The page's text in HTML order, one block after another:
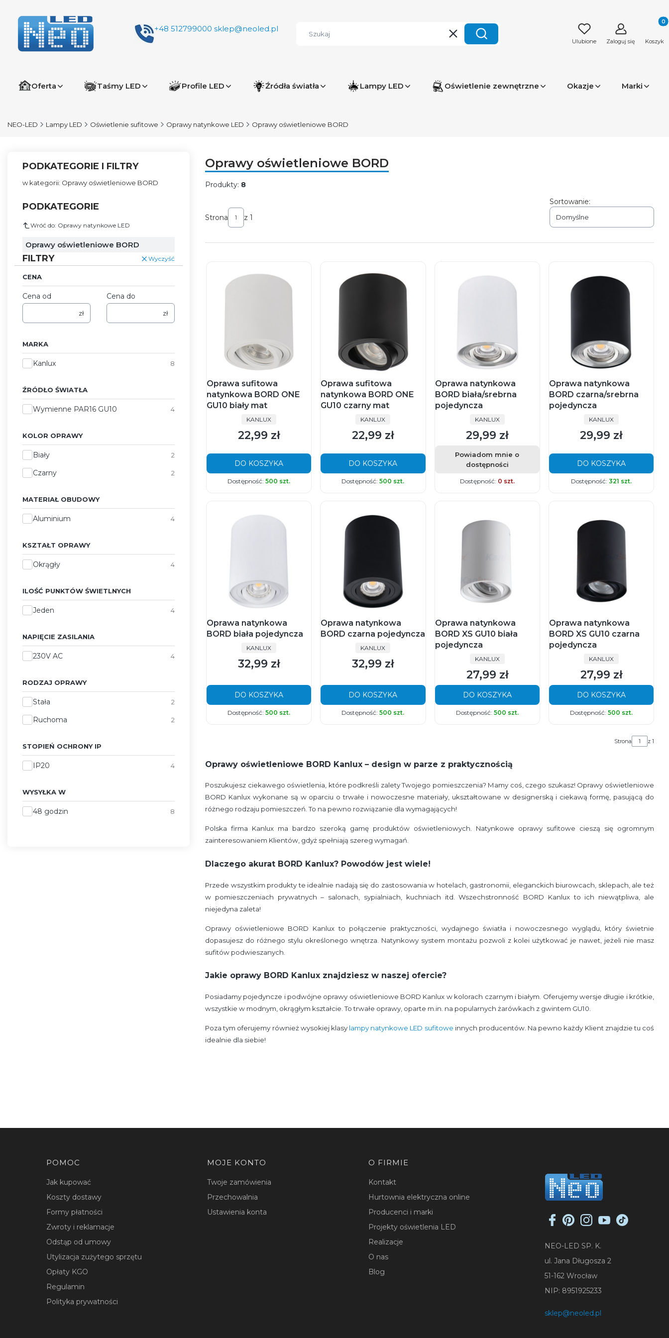
+48 512799000 sklep@neoled.pl
WyczyśćSzukaj Ulubione Zaloguj się Koszyk
Oferta Taśmy LED Profile LED Źródła światła Lampy LED Oświetlenie zewnętrzne Okazje Marki
NEO-LED Lampy LED Oświetlenie sufitowe Oprawy natynkowe LED Oprawy oświetleniowe BORD
PODKATEGORIE I FILTRY
w kategorii: Oprawy oświetleniowe BORD
PODKATEGORIE
Wróć do: Oprawy natynkowe LED
Oprawy oświetleniowe BORD
FILTRY Wyczyść
CENA
Cena od
zł
Cena do
zł
MARKA
MarkaKanlux 8
ŹRÓDŁO ŚWIATŁA
Źródło światła
Wymienne PAR16 GU10 4
KOLOR OPRAWY
Kolor oprawy
Biały 2
Czarny 2
MATERIAŁ OBUDOWY
Materiał obudowy
Aluminium 4
KSZTAŁT OPRAWY
Kształt oprawy
Okrągły 4
ILOŚĆ PUNKTÓW ŚWIETLNYCH
Ilość punktów świetlnych
Jeden 4
NAPIĘCIE ZASILANIA
Napięcie zasilania
230V AC 4
RODZAJ OPRAWY
Rodzaj oprawy
Stała 2
Ruchoma 2
STOPIEŃ OCHRONY IP
Stopień ochrony IP
IP20 4
WYSYŁKA W
Wysyłka w
48 godzin 8
Oprawy oświetleniowe BORD
Produkty: 8
Sortowanie:
Domyślne
Strona z 1
Oprawa sufitowa
natynkowa BORD ONE
GU10 biały mat
PRODUCENT
KANLUX
Cena
22,99 zł
DO KOSZYKA
Dostępność:500 szt.
Oprawa sufitowa
natynkowa BORD ONE
GU10 czarny mat
PRODUCENT
KANLUX
Cena
22,99 zł
DO KOSZYKA
Dostępność:500 szt.
Oprawa natynkowa
BORD biała/srebrna
pojedyncza
PRODUCENT
KANLUX
Cena
29,99 zł
Powiadom mnie o
dostępności
Dostępność: 0 szt.
Oprawa natynkowa
BORD czarna/srebrna
pojedyncza
PRODUCENT
KANLUX
Cena
29,99 zł
DO KOSZYKA
Dostępność: 321 szt.
Oprawa natynkowa
BORD biała pojedyncza
PRODUCENT
KANLUX
Cena
32,99 zł
DO KOSZYKA
Dostępność:500 szt.
Oprawa natynkowa
BORD czarna pojedyncza
PRODUCENT
KANLUX
Cena
32,99 zł
DO KOSZYKA
Dostępność:500 szt.
Oprawa natynkowa
BORD XS GU10 biała
pojedyncza
PRODUCENT
KANLUX
Cena
27,99 zł
DO KOSZYKA
Dostępność: 500 szt.
Oprawa natynkowa
BORD XS GU10 czarna
pojedyncza
PRODUCENT
KANLUX
Cena
27,99 zł
DO KOSZYKA
Dostępność: 500 szt.
Strona z 1
Oprawy oświetleniowe BORD Kanlux – design w parze z praktycznością
Poszukujesz ciekawego oświetlenia, które podkreśli zalety Twojego pomieszczenia? Mamy coś, czego szukasz! Oprawy oświetleniowe
BORD Kanlux wykonane są w oparciu o trwałe i nowoczesne materiały, ukształtowane w designerską i ciekawą formę, pasującą do
różnego rodzaju pomieszczeń. To na pewno rozwiązanie dla wymagających!
Polska firma Kanlux ma bardzo szeroką gamę produktów oświetleniowych. Natynkowe oprawy sufitowe cieszą się ogromnym
zainteresowaniem Klientów, gdyż spełniają szereg wymagań.
Dlaczego akurat BORD Kanlux? Powodów jest wiele!
Przede wszystkim produkty te idealnie nadają się do zastosowania w hotelach, gastronomii, eleganckich biurowcach, sklepach, ale też
w pomieszczeniach prywatnych – salonach, sypialniach, kuchniach itd. Wszechstronność BORD Kanlux to ich niewątpliwa, ale
niejedyna zaleta!
Oprawy oświetleniowe BORD Kanlux to połączenie praktyczności, wydajnego światła i nowoczesnego wyglądu, który świetnie
dopasujesz do różnego stylu określonego wnętrza. Natynkowy system montażu pozwoli z kolei użytkować je nawet, jeżeli nie masz
sufitów podwieszanych.
Jakie oprawy BORD Kanlux znajdziesz w naszej ofercie?
Posiadamy pojedyncze i podwójne oprawy oświetleniowe BORD Kanlux w kolorach czarnym i białym. Oferujemy wersje długie i krótkie,
wszystkie w modnym, okrągłym kształcie. To trwałe oprawy, oparte m.in. na popularnych żarówkach z gwintem GU10.
Poza tym oferujemy również wysokiej klasy lampy natynkowe LED sufitowe innych producentów. Na pewno każdy Klient znajdzie tu coś
idealnie dla siebie!
Linki w stopce
POMOC
Jak kupować
Koszty dostawy
Formy płatności
Zwroty i reklamacje
Odstąp od umowy
Utylizacja zużytego sprzętu
Opłaty KGO
Regulamin
Polityka prywatności
MOJE KONTO
Twoje zamówienia
Przechowalnia
Ustawienia konta
O FIRMIE
Kontakt
Hurtownia elektryczna online
Producenci i marki
Projekty oświetlenia LED
Realizacje
O nas
Blog
NEO-LED SP. K.
ul. Jana Długosza 2
51-162 Wrocław
NIP: 8951925233
sklep@neoled.pl